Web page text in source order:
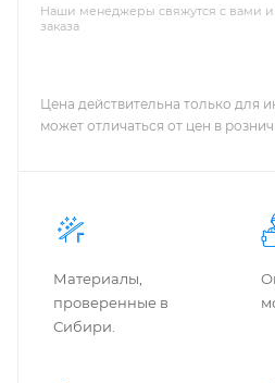
Наши менеджеры свяжутся с вами и
заказа
Цена действительна только для
может отличаться от цен в
Материалы,
проверенные в
Сибири.